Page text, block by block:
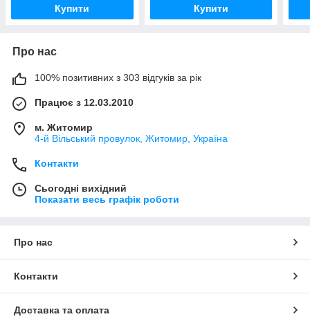
Купити Купити
Про нас
100% позитивних з 303 відгуків за рік
Працює з 12.03.2010
м. Житомир
4-й Вільський провулок, Житомир, Україна
Контакти
Сьогодні вихідний
Показати весь графік роботи
Про нас
Контакти
Доставка та оплата